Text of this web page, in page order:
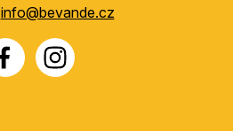
info@bevande.cz